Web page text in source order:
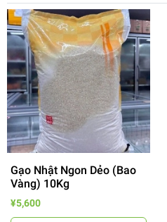
Gạo Nhật Ngon Dẻo (Bao
Vàng) 10Kg
¥5,600